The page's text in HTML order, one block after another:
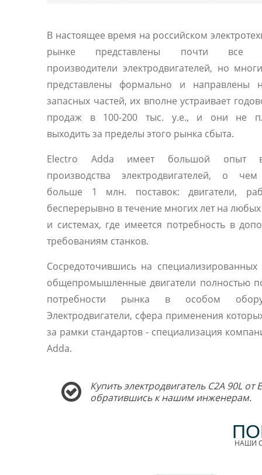
В настоящее время на российском
рынке представлены почти все
производители электродвигателей, но
представлены формально и направлены
запасных частей, их вполне устраивает
продаж в 100-200 тыс. у.е., и они не
выходить за пределы этого рынка сбыта.
Electro Adda имеет большой опыт
производства электродвигателей, о
больше 1 млн. поставок: двигатели,
бесперерывно в течение многих лет на
и системах, где имеется потребность в
требованиям станков.
Сосредоточившись на специализированных
общепромышленные двигатели полностью
потребности рынка в особом
Электродвигатели, сфера применения
за рамки стандартов - специализация
Adda.
Купить электродвигатель C2A 90L
обратившись к нашим инженерам.
НАШИ